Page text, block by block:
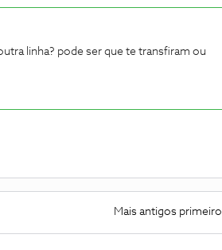
linha? pode ser que te transfiram ou
Mais antigos primeiro